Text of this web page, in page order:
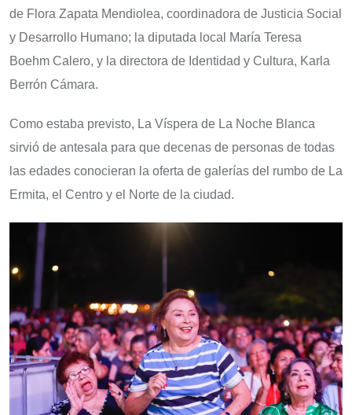
de Flora Zapata Mendiolea, coordinadora de Justicia Social
y Desarrollo Humano; la diputada local María Teresa
Boehm Calero, y la directora de Identidad y Cultura, Karla
Berrón Cámara.
Como estaba previsto, La Víspera de La Noche Blanca
sirvió de antesala para que decenas de personas de todas
las edades conocieran la oferta de galerías del rumbo de La
Ermita, el Centro y el Norte de la ciudad.